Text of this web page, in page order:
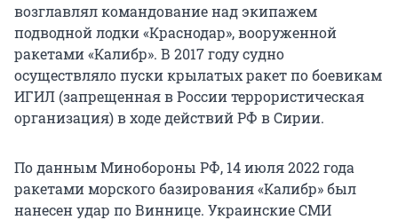
возглавлял командование над экипажем
подводной лодки «Краснодар», вооруженной
ракетами «Калибр». В 2017 году судно
осуществляло пуски крылатых ракет по боевикам
ИГИЛ (запрещенная в России террористическая
организация) в ходе действий РФ в Сирии.
По данным Минобороны РФ, 14 июля 2022 года
ракетами морского базирования «Калибр» был
нанесен удар по Виннице. Украинские СМИ